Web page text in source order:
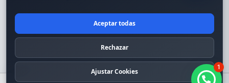
© 2024 Erson Tecnología. Todos los derechos reservados.
Política de privacidad
Condiciones Generales 1
Aceptar todas
Rechazar
Ajustar Cookies